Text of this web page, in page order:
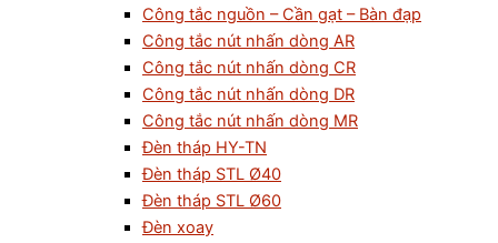
Công tắc nguồn – Cần gạt – Bàn đạp
Công tắc nút nhấn dòng AR
Công tắc nút nhấn dòng CR
Công tắc nút nhấn dòng DR
Công tắc nút nhấn dòng MR
Đèn tháp HY-TN
Đèn tháp STL Ø40
Đèn tháp STL Ø60
Đèn xoay